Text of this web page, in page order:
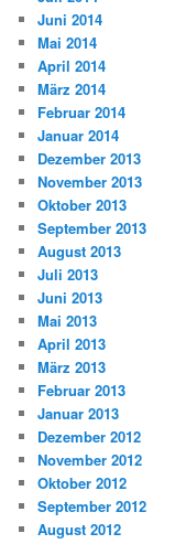
Juni 2014
Mai 2014
April 2014
März 2014
Februar 2014
Januar 2014
Dezember 2013
November 2013
Oktober 2013
September 2013
August 2013
Juli 2013
Juni 2013
Mai 2013
April 2013
März 2013
Februar 2013
Januar 2013
Dezember 2012
November 2012
Oktober 2012
September 2012
August 2012